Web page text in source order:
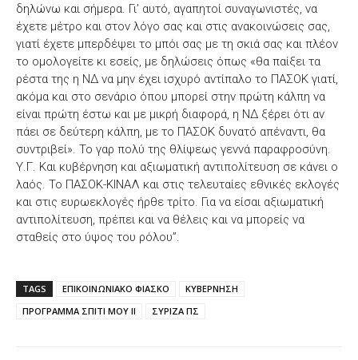
δηλώνω και σήμερα. Γι’ αυτό, αγαπητοί συναγωνιστές, να
έχετε μέτρο και στον λόγο σας και στις ανακοινώσεις σας,
γιατί έχετε μπερδέψει το μπόι σας με τη σκιά σας και πλέον
το ομολογείτε κι εσείς, με δηλώσεις όπως «θα παίξει τα
ρέστα της η ΝΔ να μην έχει ισχυρό αντίπαλο το ΠΑΣΟΚ γιατί,
ακόμα και στο σενάριο όπου μπορεί στην πρώτη κάλπη να
είναι πρώτη έστω και με μικρή διαφορά, η ΝΔ ξέρει ότι αν
πάει σε δεύτερη κάλπη, με το ΠΑΣΟΚ δυνατό απέναντι, θα
συντριβεί». Το γαρ πολύ της θλίψεως γεννά παραφροσύνη.
Υ.Γ. Και κυβέρνηση και αξιωματική αντιπολίτευση σε κάνει ο
λαός. Το ΠΑΣΟΚ-ΚΙΝΑΛ και στις τελευταίες εθνικές εκλογές
και στις ευρωεκλογές ήρθε τρίτο. Για να είσαι αξιωματική
αντιπολίτευση, πρέπει και να θέλεις και να μπορείς να
σταθείς στο ύψος του ρόλου”.
TAGS ΕΠΙΚΟΙΝΩΝΙΑΚΟ ΦΙΑΣΚΟ
ΚΥΒΕΡΝΗΣΗ
ΠΡΟΓΡΑΜΜΑ ΣΠΙΤΙ ΜΟΥ ΙΙ
ΣΥΡΙΖΑ ΠΣ